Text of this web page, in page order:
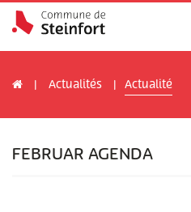
Actualités Actualité
FEBRUAR AGENDA